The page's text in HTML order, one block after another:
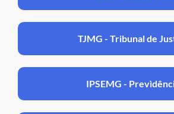
TJMG - Tribunal de
IPSEMG -